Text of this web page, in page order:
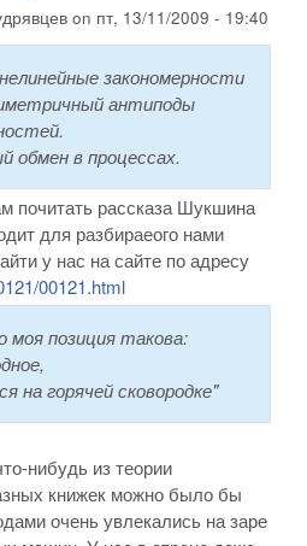
on пт, 13/11/2009 - 19:40
закономерности
антиподы
обмен в процессах.
почитать рассказа Шукшина
для разбираеого нами
у нас на сайте по адресу
00121.html
моя позиция такова:
на горячей сковородке"
нибудь из теории
книжек можно было бы
очень увлекались на заре